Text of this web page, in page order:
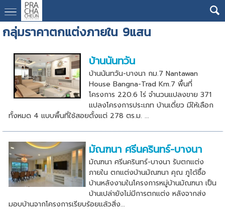
กลุ่มราคาตกแต่งภายใน 9แสน
บ้านนันทวัน
บ้านนันทวัน-บางนา กม.7 Nantawan
House Bangna-Trad Km.7 พื้นที่
โครงการ 220.6 ไร่ จำนวนแปลงขาย 371
แปลงโครงการประเภท บ้านเดี่ยว มีให้เลือก
ทั้งหมด 4 แบบพื้นที่ใช้สอยตั้งแต่ 278 ตร.ม. ...
มัณฑนา ศรีนครินทร์-บางนา
มัณฑนา ศรีนครินทร์-บางนา รับตกแต่ง
ภายใน ตกแต่งบ้านมัณฑนา คุณ ภูได้ซื้อ
บ้านหลังงามในโครงการหมู่บ้านมัณฑนา เป็น
บ้านเปล่ายังไม่มีการตกแต่ง หลังจากส่ง
มอบบ้านจากโครงการเรียบร้อยแล้วสิ่ง...